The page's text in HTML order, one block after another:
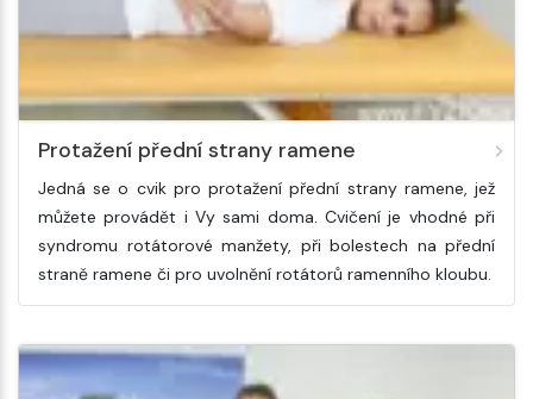
Protažení přední strany ramene
Jedná se o cvik pro protažení přední strany ramene, jež
můžete provádět i Vy sami doma. Cvičení je vhodné při
syndromu rotátorové manžety, při bolestech na přední
straně ramene či pro uvolnění rotátorů ramenního kloubu.